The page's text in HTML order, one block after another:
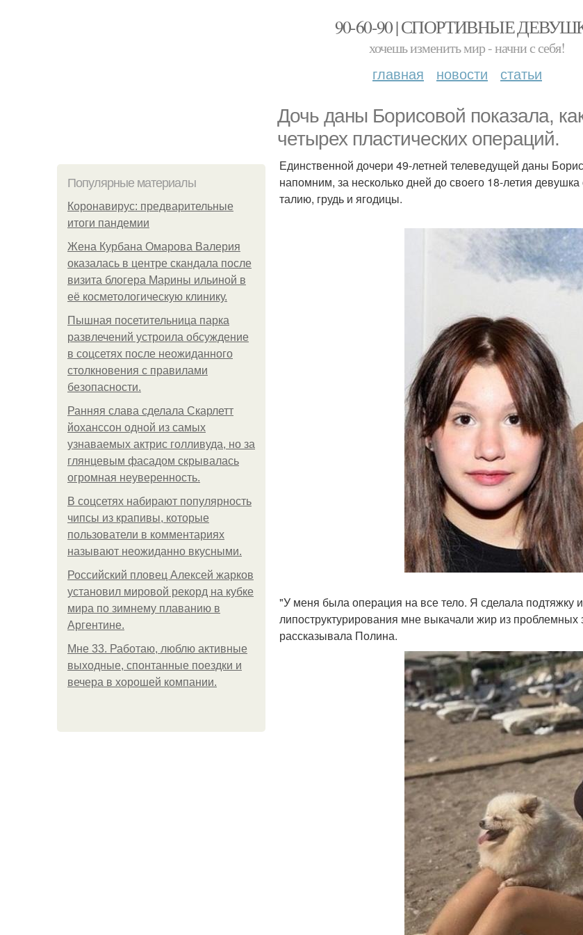
90-60-90 | СПОРТИВНЫЕ
хочешь изменить мир - начни с себя!
главная новости статьи
Дочь даны Борисовой показала,
четырех пластических операций.
Популярные материалы
Коронавирус: предварительные
итоги пандемии
Жена Курбана Омарова Валерия
оказалась в центре скандала после
визита блогера Марины ильиной в
её косметологическую клинику.
Пышная посетительница парка
развлечений устроила обсуждение
в соцсетях после неожиданного
столкновения с правилами
безопасности.
Ранняя слава сделала Скарлетт
йоханссон одной из самых
узнаваемых актрис голливуда, но за
глянцевым фасадом скрывалась
огромная неуверенность.
В соцсетях набирают популярность
чипсы из крапивы, которые
пользователи в комментариях
называют неожиданно вкусными.
Российский пловец Алексей жарков
установил мировой рекорд на кубке
мира по зимнему плаванию в
Аргентине.
Мне 33. Работаю, люблю активные
выходные, спонтанные поездки и
вечера в хорошей компании.
Единственной дочери 49-летней телеведущей даны
напомним, за несколько дней до своего 18-летия
талию, грудь и ягодицы.
"У меня была операция на все тело. Я сделала подтяжку
липоструктурирования мне выкачали жир из проблемных
рассказывала Полина.